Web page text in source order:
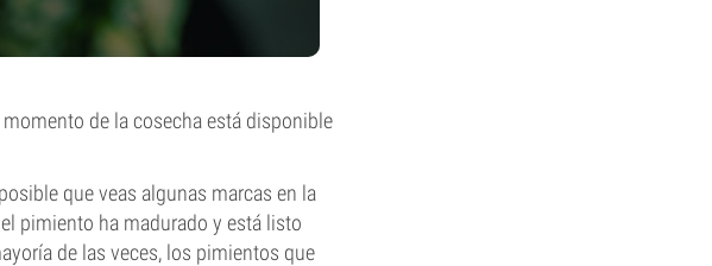
de la cosecha está disponible
que veas algunas marcas en la
pimiento ha madurado y está listo
de las veces, los pimientos que